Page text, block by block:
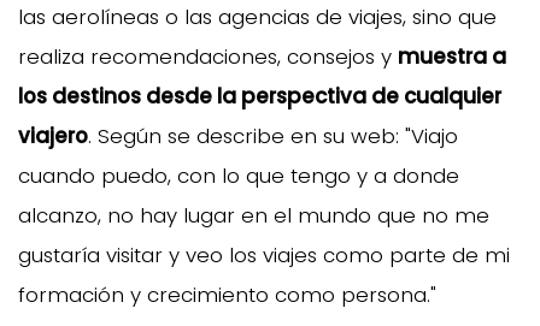
las aerolíneas o las agencias de viajes, sino que
realiza recomendaciones, consejos y muestra a
los destinos desde la perspectiva de cualquier
viajero. Según se describe en su web: "Viajo
cuando puedo, con lo que tengo y a donde
alcanzo, no hay lugar en el mundo que no me
gustaría visitar y veo los viajes como parte de mi
formación y crecimiento como persona."